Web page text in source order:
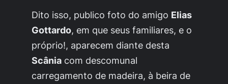
Dito isso, publico foto do amigo Elias
Gottardo, em que seus familiares, e o
próprio!, aparecem diante desta
Scânia com descomunal
carregamento de madeira, à beira de